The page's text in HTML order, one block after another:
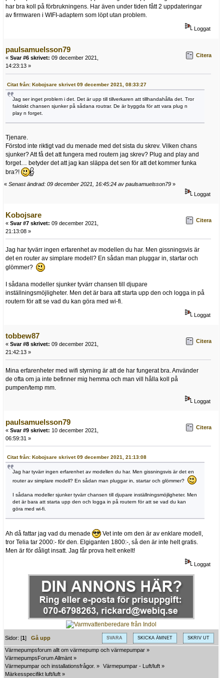
har bra koll på förbrukningens. Har även under tiden fått 2 uppdateringar
av firmwaren i WIFI-adaptern som löpt utan problem.
Loggat
paulsamuelsson79
« Svar #6 skrivet: 09 december 2021,
14:23:13 »
Citera
Citat från: Kobojsare skrivet 09 december 2021, 08:33:27
Jag ser inget problem i det. Det är upp till tillverkaren att tillhandahålla det. Tror
faktiskt chansen sjunker på sådana routrar. De är byggda för att vara plug n
play n forget.
Tjenare.
Förstod inte riktigt vad du menade med det sista du skrev. Vilken chans
sjunker? Att få det att fungera med routern jag skrev? Plug and play and
forget… betyder det att jag kan släppa det sen för att det kommer funka
bra?!
« Senast ändrad: 09 december 2021, 16:45:24 av paulsamuelsson79 »
Loggat
Kobojsare
« Svar #7 skrivet: 09 december 2021,
21:13:08 »
Citera
Jag har tyvärr ingen erfarenhet av modellen du har. Men gissningsvis är
det en router av simplare modell? En sådan man pluggar in, startar och
glömmer?
I sådana modeller sjunker tyvärr chansen till djupare
inställningsmöjligheter. Men det är bara att starta upp den och logga in på
routern för att se vad du kan göra med wi-fi.
Loggat
tobbew87
« Svar #8 skrivet: 09 december 2021,
21:42:13 »
Citera
Mina erfarenheter med wifi styrning är att de har fungerat bra. Använder
de ofta om ja inte befinner mig hemma och man vill hålla koll på
pumpen/temp mm.
Loggat
paulsamuelsson79
« Svar #9 skrivet: 10 december 2021,
06:59:31 »
Citera
Citat från: Kobojsare skrivet 09 december 2021, 21:13:08
Jag har tyvärr ingen erfarenhet av modellen du har. Men gissningsvis är det en
router av simplare modell? En sådan man pluggar in, startar och glömmer?
I sådana modeller sjunker tyvärr chansen till djupare inställningsmöjligheter. Men
det är bara att starta upp den och logga in på routern för att se vad du kan
göra med wi-fi.
Ah då fattar jag vad du menade
Vet inte om den är av enklare modell,
tror Telia tar 2000:- för den. Elgiganten 1800:-, så den är inte helt gratis.
Men är för dåligt insatt. Jag får prova helt enkelt!
Loggat
SVARA SKICKA ÄMNET SKRIV UT
Sidor: [1]Gå upp
Värmepumpsforum allt om värmepump och värmepumpar »
VärmepumpsForum Allmänt »
Värmepumpar och installationsfrågor. » Värmepumpar - Luft/luft »
Märkesspecifikt luft/luft »